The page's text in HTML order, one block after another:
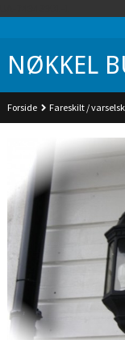
NØKKEL
Forside Fareskilt /